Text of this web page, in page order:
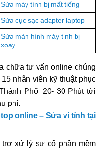
Sửa máy tính bị mất tiếng
Sửa cục sạc adapter laptop
Sửa màn hình máy tính bị
xoay
chữa tư vấn online chúng
nhân viên kỹ thuật phục
Phố. 20- 30 Phút tới
phí.
online – Sửa vi tính tại
xử lý sự cố phần mềm